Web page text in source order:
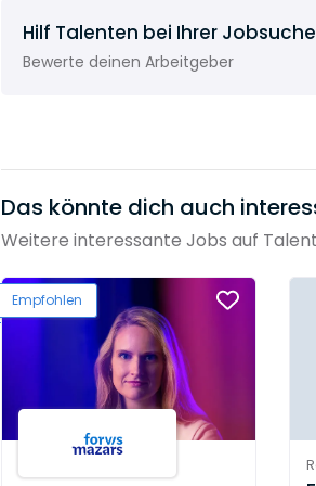
Zeuge Ihrer Geschichte und der Ihrer
Wie eine Seele, die nach dem
Höchstleistung und Eleganz wird
Hilf Talenten bei Ihrer Jobsuche
Bewerte deinen Arbeitgeber
Das könnte dich auch
Weitere interessante Jobs auf
Empfohlen